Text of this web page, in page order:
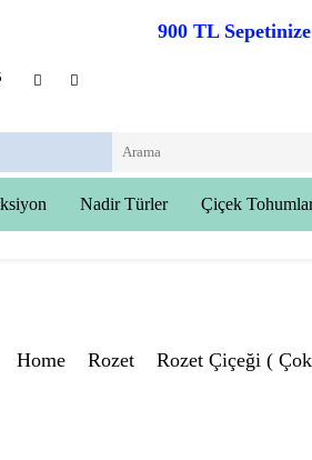
900 TL
Nadir Türler Çiçek
Home Rozet Rozet Çiçeği (